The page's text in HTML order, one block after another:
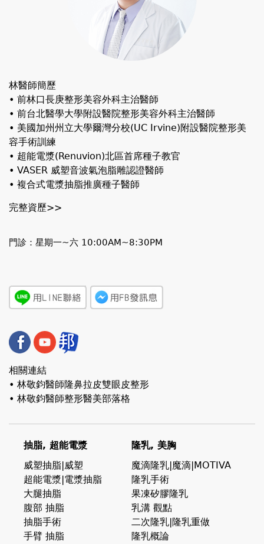
林醫師簡歷
• 前林口長庚整形美容外科主治醫師
• 前台北醫學大學附設醫院整形美容外科主治醫師
• 美國加州州立大學爾灣分校(UC Irvine)附設醫院整形美
容手術訓練
• 超能電漿(Renuvion)北區首席種子教官
• VASER 威塑音波氣泡脂雕認證醫師
• 複合式電漿抽脂推廣種子醫師
完整資歷>>
門診：星期一~六 10:00AM~8:30PM
相關連結
• 林敬鈞醫師隆鼻拉皮雙眼皮整形
• 林敬鈞醫師整形醫美部落格
抽脂, 超能電漿
威塑抽脂|威塑
超能電漿|電漿抽脂
大腿抽脂
腹部 抽脂
抽脂手術
手臂 抽脂
隆乳, 美胸
魔滴隆乳|魔滴|MOTIVA
隆乳手術
果凍矽膠隆乳
乳溝 觀點
二次隆乳|隆乳重做
隆乳概論